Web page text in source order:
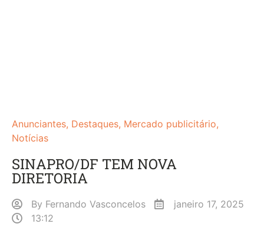
Anunciantes, Destaques, Mercado publicitário,
Notícias
SINAPRO/DF TEM NOVA
DIRETORIA
By Fernando Vasconcelos
janeiro 17, 2025
13:12